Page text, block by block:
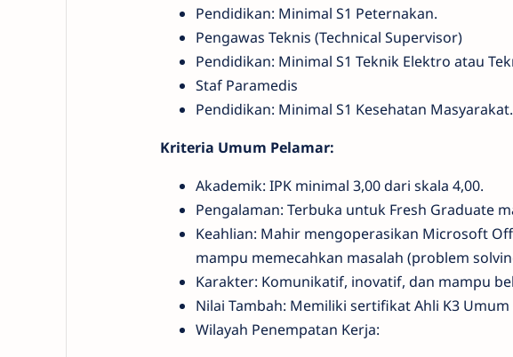
Pendidikan: Minimal S1 Peternakan.
Pengawas Teknis (Technical Supervisor)
Pendidikan: Minimal S1 Teknik Elektro atau
Staf Paramedis
Pendidikan: Minimal S1 Kesehatan Masyarakat.
Kriteria Umum Pelamar:
Akademik: IPK minimal 3,00 dari skala 4,00.
Pengalaman: Terbuka untuk Fresh Graduate
Keahlian: Mahir mengoperasikan Microsoft
mampu memecahkan masalah (problem
Karakter: Komunikatif, inovatif, dan mampu
Nilai Tambah: Memiliki sertifikat Ahli K3
Wilayah Penempatan Kerja: